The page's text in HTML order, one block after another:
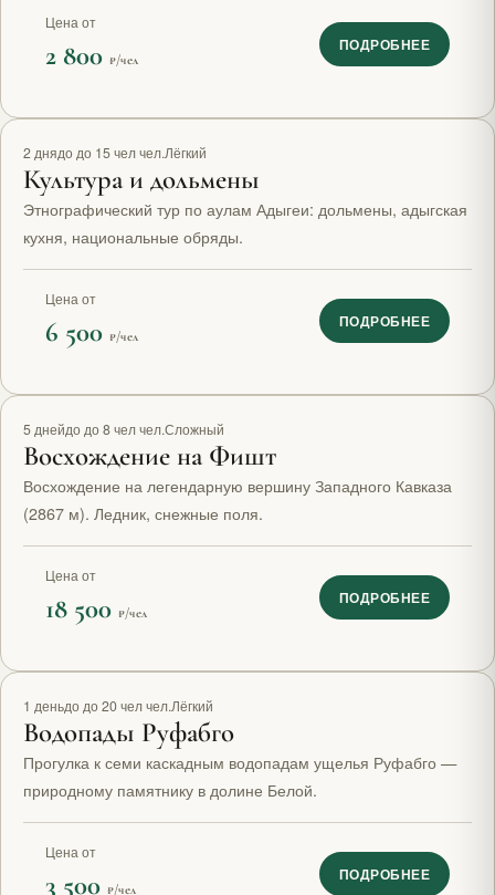
Цена от
2 800 ₽/чел
ПОДРОБНЕЕ
2 днядо до 15 чел чел.Лёгкий
Культура и дольмены
Этнографический тур по аулам Адыгеи: дольмены, адыгская
кухня, национальные обряды.
Цена от
6 500 ₽/чел
ПОДРОБНЕЕ
Топ маршрут
5 днейдо до 8 чел чел.Сложный
Восхождение на Фишт
Восхождение на легендарную вершину Западного Кавказа
(2867 м). Ледник, снежные поля.
Цена от
18 500 ₽/чел
ПОДРОБНЕЕ
1 деньдо до 20 чел чел.Лёгкий
Водопады Руфабго
Прогулка к семи каскадным водопадам ущелья Руфабго —
природному памятнику в долине Белой.
Цена от
3 500 ₽/чел
ПОДРОБНЕЕ